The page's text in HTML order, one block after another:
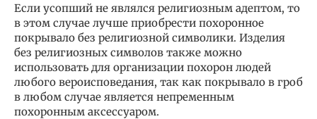
Если усопший не являлся религиозным адептом, то
в этом случае лучше приобрести похоронное
покрывало без религиозной символики. Изделия
без религиозных символов также можно
использовать для организации похорон людей
любого вероисповедания, так как покрывало в гроб
в любом случае является непременным
похоронным аксессуаром.